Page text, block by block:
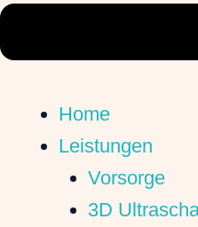
Home
Leistungen
Vorsorge
3D